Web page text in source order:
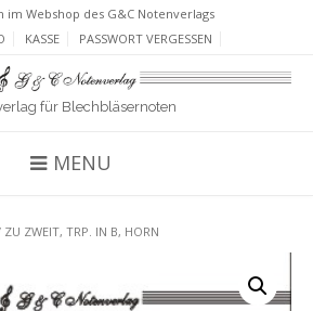
im Webshop des G&C Notenverlags
KASSE PASSWORT VERGESSEN
für Blechbläsernoten
MENU
ZU ZWEIT, TRP. IN B, HORN